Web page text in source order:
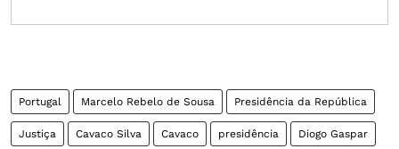
Portugal Marcelo Rebelo de Sousa Presidência da República
Justiça Cavaco Silva Cavaco presidência Diogo Gaspar